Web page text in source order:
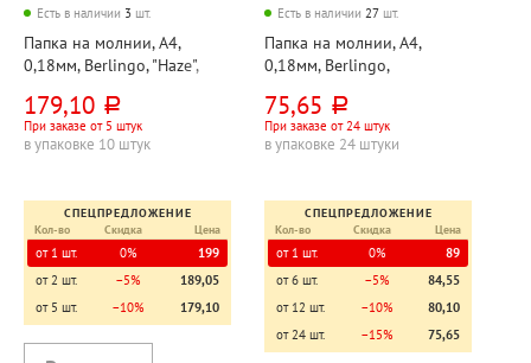
Есть в наличии 3 шт.
Папка на молнии, А4,
0,18мм, Berlingo, "Haze",
непрозрачная,
сиреневая+мятная, эффект
блесток, с расширением
179,10 руб.
При заказе от 5 штук
в упаковке 10 штук
СПЕЦПРЕДЛОЖЕНИЕ
Кол-во
Скидка Цена
от 1 шт. 0%
199
от 2 шт.
−5%
189,05
от 5 шт.
−10% 179,10
Есть в наличии 27 шт.
Папка на молнии, А4,
0,18мм, Berlingo,
Paradise)", 335мм*245мм,
пластик, непрозрачная,
цветная
75,65 руб.
При заказе от 24 штук
в упаковке 24 штуки
СПЕЦПРЕДЛОЖЕНИЕ
Кол-во
Скидка Цена
от 1 шт. 0%
89
от 6 шт.
−5%
84,55
от 12 шт.
−10%
80,10
от 24 шт.
−15% 75,65